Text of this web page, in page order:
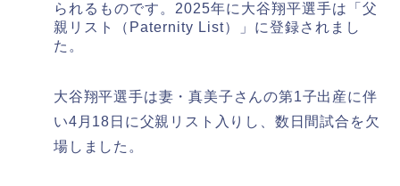
られるものです。2025年に大谷翔平選手は「父
親リスト（Paternity List）」に登録されまし
た。
大谷翔平選手は妻・真美子さんの第1子出産に伴
い4月18日に父親リスト入りし、数日間試合を欠
場しました。